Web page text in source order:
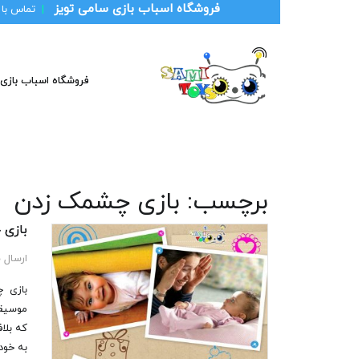
فروشگاه اسباب بازی سامی تویز | تماس با
فروشگاه اسباب بازی
برچسب: بازی چشمک زدن
که
به